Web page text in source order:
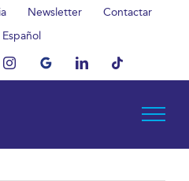
Newsletter
Contactar
Español
InstagramMyBusinessLinkedInTiktok